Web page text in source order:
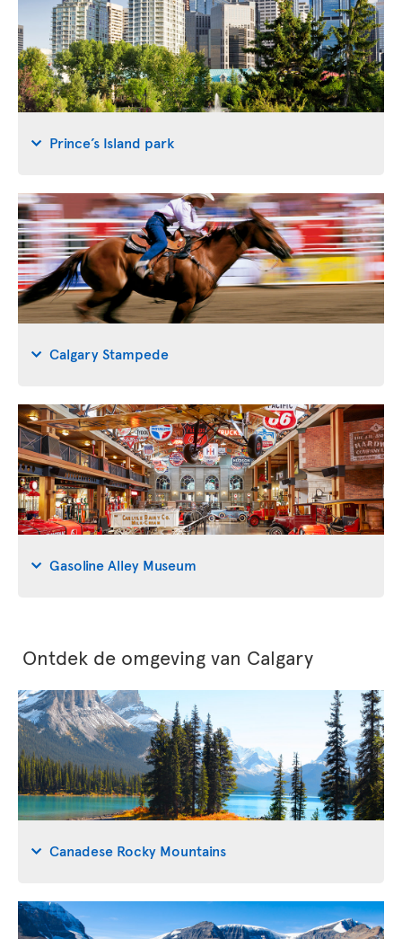
Prince’s Island park
Calgary Stampede
Gasoline Alley Museum
Ontdek de omgeving van Calgary
Canadese Rocky Mountains